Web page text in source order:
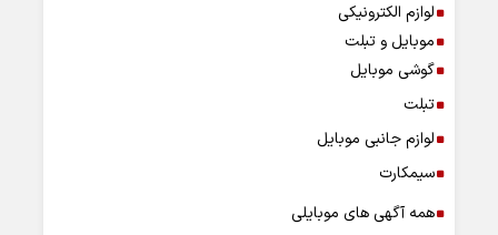
لوازم الکترونیکی
موبایل و تبلت
گوشی موبایل
تبلت
لوازم جانبی موبایل
سیمکارت
همه آگهی های موبایلی